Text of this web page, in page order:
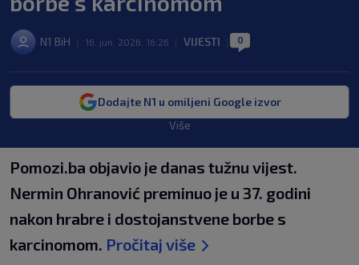
N1 BiH 16. jun. 2026. 16:26 VIJESTI 0
Dodajte N1 u omiljeni Google izvor
Više
Pomozi.ba objavio je danas tužnu vijest.
Nermin Ohranović preminuo je u 37. godini
nakon hrabre i dostojanstvene borbe s
karcinomom. Pročitaj više